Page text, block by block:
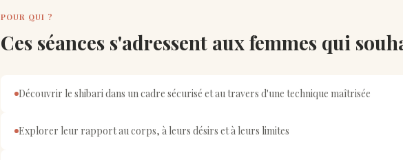
POUR QUI ?
Ces séances s'adressent aux femmes qui
Découvrir le shibari dans un cadre sécurisé et au travers d'une technique maîtrisée
Explorer leur rapport au corps, à leurs désirs et à leurs limites